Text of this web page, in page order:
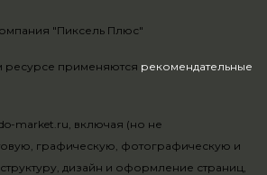
применяются рекомендательные
market.ru, включая (но не
графическую, фотографическую и
дизайн и оформление страниц,
"Пиксель Плюс"